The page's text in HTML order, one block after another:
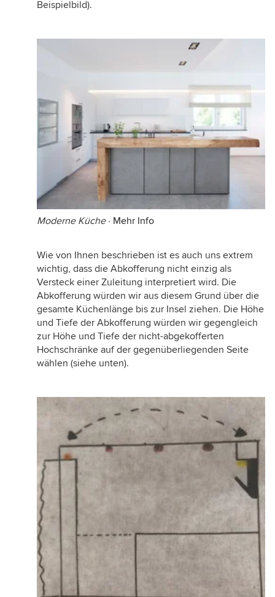
Beispielbild).
Moderne Küche· Mehr Info
Wie von Ihnen beschrieben ist es auch uns extrem
wichtig, dass die Abkofferung nicht einzig als
Versteck einer Zuleitung interpretiert wird. Die
Abkofferung würden wir aus diesem Grund über die
gesamte Küchenlänge bis zur Insel ziehen. Die Höhe
und Tiefe der Abkofferung würden wir gegengleich
zur Höhe und Tiefe der nicht-abgekofferten
Hochschränke auf der gegenüberliegenden Seite
wählen (siehe unten).